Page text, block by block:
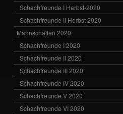
Schachfreunde I Herbst-2020
Schachfreunde II Herbst 2020
Mannschaften 2020
Schachfreunde I 2020
Schachfreunde II 2020
Schachfreunde III 2020
Schachfreunde IV 2020
Schachfreunde V 2020
Schachfreunde VI 2020